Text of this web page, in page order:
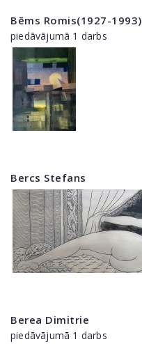
Bēms Romis(1927-1993)
piedāvājumā 1 darbs
Bercs Stefans
Berea Dimitrie
piedāvājumā 1 darbs